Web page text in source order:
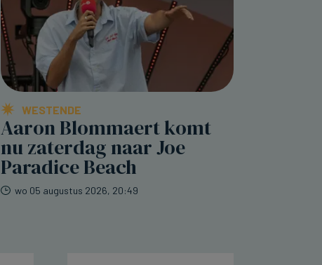
WESTENDE
Aaron Blommaert komt
nu zaterdag naar Joe
Paradice Beach
wo 05 augustus 2026, 20:49